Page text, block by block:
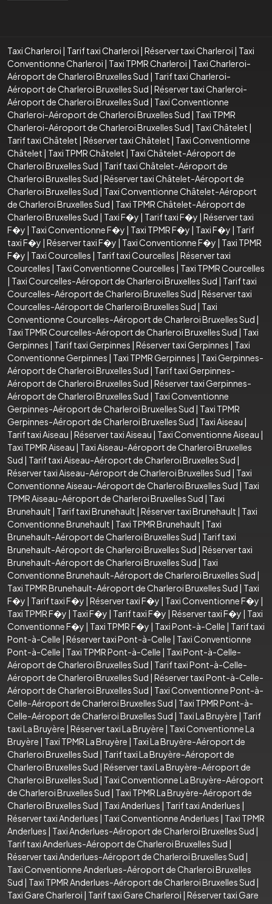
Taxi Charleroi | Tarif taxi Charleroi | Réserver taxi Charleroi | Taxi
Conventionne Charleroi | Taxi TPMR Charleroi | Taxi Charleroi-
Aéroport de Charleroi Bruxelles Sud | Tarif taxi Charleroi-
Aéroport de Charleroi Bruxelles Sud | Réserver taxi Charleroi-
Aéroport de Charleroi Bruxelles Sud | Taxi Conventionne
Charleroi-Aéroport de Charleroi Bruxelles Sud | Taxi TPMR
Charleroi-Aéroport de Charleroi Bruxelles Sud | Taxi Châtelet |
Tarif taxi Châtelet | Réserver taxi Châtelet | Taxi Conventionne
Châtelet | Taxi TPMR Châtelet | Taxi Châtelet-Aéroport de
Charleroi Bruxelles Sud | Tarif taxi Châtelet-Aéroport de
Charleroi Bruxelles Sud | Réserver taxi Châtelet-Aéroport de
Charleroi Bruxelles Sud | Taxi Conventionne Châtelet-Aéroport
de Charleroi Bruxelles Sud | Taxi TPMR Châtelet-Aéroport de
Charleroi Bruxelles Sud | Taxi F�y | Tarif taxi F�y | Réserver taxi
F�y | Taxi Conventionne F�y | Taxi TPMR F�y | Taxi F�y | Tarif
taxi F�y | Réserver taxi F�y | Taxi Conventionne F�y | Taxi TPMR
F�y | Taxi Courcelles | Tarif taxi Courcelles | Réserver taxi
Courcelles | Taxi Conventionne Courcelles | Taxi TPMR Courcelles
| Taxi Courcelles-Aéroport de Charleroi Bruxelles Sud | Tarif taxi
Courcelles-Aéroport de Charleroi Bruxelles Sud | Réserver taxi
Courcelles-Aéroport de Charleroi Bruxelles Sud | Taxi
Conventionne Courcelles-Aéroport de Charleroi Bruxelles Sud |
Taxi TPMR Courcelles-Aéroport de Charleroi Bruxelles Sud | Taxi
Gerpinnes | Tarif taxi Gerpinnes | Réserver taxi Gerpinnes | Taxi
Conventionne Gerpinnes | Taxi TPMR Gerpinnes | Taxi Gerpinnes-
Aéroport de Charleroi Bruxelles Sud | Tarif taxi Gerpinnes-
Aéroport de Charleroi Bruxelles Sud | Réserver taxi Gerpinnes-
Aéroport de Charleroi Bruxelles Sud | Taxi Conventionne
Gerpinnes-Aéroport de Charleroi Bruxelles Sud | Taxi TPMR
Gerpinnes-Aéroport de Charleroi Bruxelles Sud | Taxi Aiseau |
Tarif taxi Aiseau | Réserver taxi Aiseau | Taxi Conventionne Aiseau |
Taxi TPMR Aiseau | Taxi Aiseau-Aéroport de Charleroi Bruxelles
Sud | Tarif taxi Aiseau-Aéroport de Charleroi Bruxelles Sud |
Réserver taxi Aiseau-Aéroport de Charleroi Bruxelles Sud | Taxi
Conventionne Aiseau-Aéroport de Charleroi Bruxelles Sud | Taxi
TPMR Aiseau-Aéroport de Charleroi Bruxelles Sud | Taxi
Brunehault | Tarif taxi Brunehault | Réserver taxi Brunehault | Taxi
Conventionne Brunehault | Taxi TPMR Brunehault | Taxi
Brunehault-Aéroport de Charleroi Bruxelles Sud | Tarif taxi
Brunehault-Aéroport de Charleroi Bruxelles Sud | Réserver taxi
Brunehault-Aéroport de Charleroi Bruxelles Sud | Taxi
Conventionne Brunehault-Aéroport de Charleroi Bruxelles Sud |
Taxi TPMR Brunehault-Aéroport de Charleroi Bruxelles Sud | Taxi
F�y | Tarif taxi F�y | Réserver taxi F�y | Taxi Conventionne F�y |
Taxi TPMR F�y | Taxi F�y | Tarif taxi F�y | Réserver taxi F�y | Taxi
Conventionne F�y | Taxi TPMR F�y | Taxi Pont-à-Celle | Tarif taxi
Pont-à-Celle | Réserver taxi Pont-à-Celle | Taxi Conventionne
Pont-à-Celle | Taxi TPMR Pont-à-Celle | Taxi Pont-à-Celle-
Aéroport de Charleroi Bruxelles Sud | Tarif taxi Pont-à-Celle-
Aéroport de Charleroi Bruxelles Sud | Réserver taxi Pont-à-Celle-
Aéroport de Charleroi Bruxelles Sud | Taxi Conventionne Pont-à-
Celle-Aéroport de Charleroi Bruxelles Sud | Taxi TPMR Pont-à-
Celle-Aéroport de Charleroi Bruxelles Sud | Taxi La Bruyère | Tarif
taxi La Bruyère | Réserver taxi La Bruyère | Taxi Conventionne La
Bruyère | Taxi TPMR La Bruyère | Taxi La Bruyère-Aéroport de
Charleroi Bruxelles Sud | Tarif taxi La Bruyère-Aéroport de
Charleroi Bruxelles Sud | Réserver taxi La Bruyère-Aéroport de
Charleroi Bruxelles Sud | Taxi Conventionne La Bruyère-Aéroport
de Charleroi Bruxelles Sud | Taxi TPMR La Bruyère-Aéroport de
Charleroi Bruxelles Sud | Taxi Anderlues | Tarif taxi Anderlues |
Réserver taxi Anderlues | Taxi Conventionne Anderlues | Taxi TPMR
Anderlues | Taxi Anderlues-Aéroport de Charleroi Bruxelles Sud |
Tarif taxi Anderlues-Aéroport de Charleroi Bruxelles Sud |
Réserver taxi Anderlues-Aéroport de Charleroi Bruxelles Sud |
Taxi Conventionne Anderlues-Aéroport de Charleroi Bruxelles
Sud | Taxi TPMR Anderlues-Aéroport de Charleroi Bruxelles Sud |
Taxi Gare Charleroi | Tarif taxi Gare Charleroi | Réserver taxi Gare